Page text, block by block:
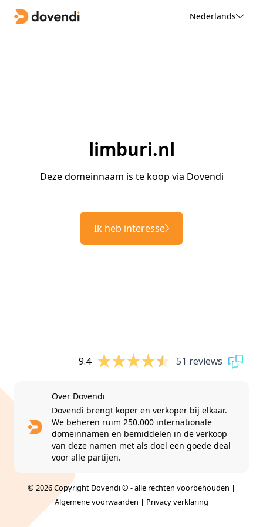
Nederlands
limburi.nl
Deze domeinnaam is te koop via Dovendi
Ik heb interesse
9.4 51 reviews
Over Dovendi
Dovendi brengt koper en verkoper bij elkaar.
We beheren ruim 250.000 internationale
domeinnamen en bemiddelen in de verkoop
van deze namen met als doel een goede deal
voor alle partijen.
© 2026 Copyright Dovendi © - alle rechten voorbehouden |
Algemene voorwaarden | Privacy verklaring